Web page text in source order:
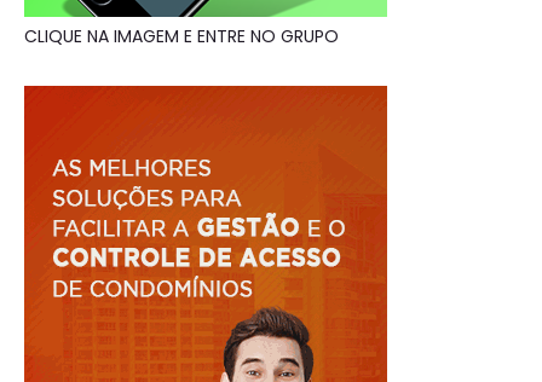
CLIQUE NA IMAGEM E ENTRE NO GRUPO